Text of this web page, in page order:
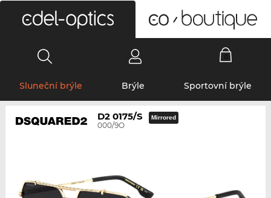
Sluneční brýle Brýle Sportovní brýle
D2 0175/S
000/9O
Mirrored